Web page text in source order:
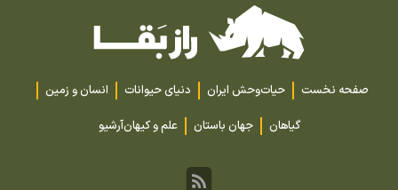
صفحه نخست حیات‌وحش ایران دنیای حیوانات
انسان و زمین
گیاهان
جهان باستان علم و کیهانآرشیو